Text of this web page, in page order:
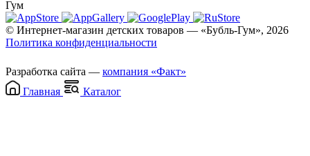
Гум
© Интернет-магазин детских товаров — «Бубль-Гум», 2026
Политика конфиденциальности
Разработка сайта — компания «Факт»
Главная
Каталог